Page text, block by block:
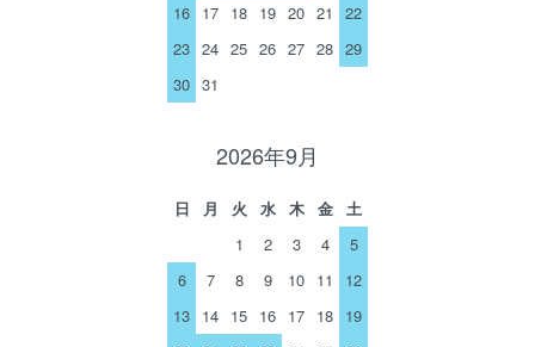
16 17 18 19 20 21
22
23 24 25 26 27 28 29
30 31
2026年9月
日 月 火 水 木 金
土
1
2 3 4
5
6
7 8 9 10 11
12
13 14 15 16 17 18 19